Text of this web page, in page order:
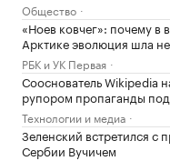
Общество
«Ноев ковчег»: почему в
Арктике эволюция шла
РБК и УК Первая
Сооснователь Wikipedia
рупором пропаганды
Технологии и медиа
Зеленский встретился с
Сербии Вучичем